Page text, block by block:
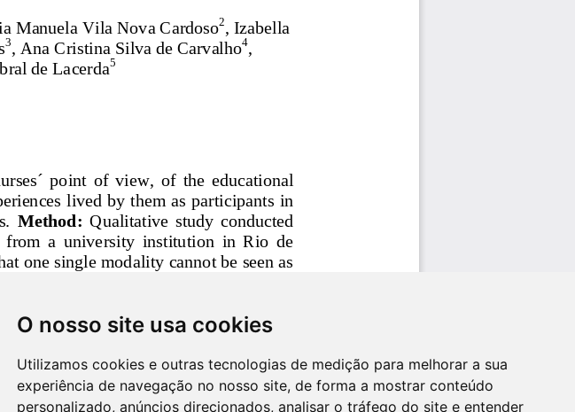
O nosso site usa cookies
Utilizamos cookies e outras tecnologias de medição para melhorar a sua
experiência de navegação no nosso site, de forma a mostrar conteúdo
personalizado, anúncios direcionados, analisar o tráfego do site e entender